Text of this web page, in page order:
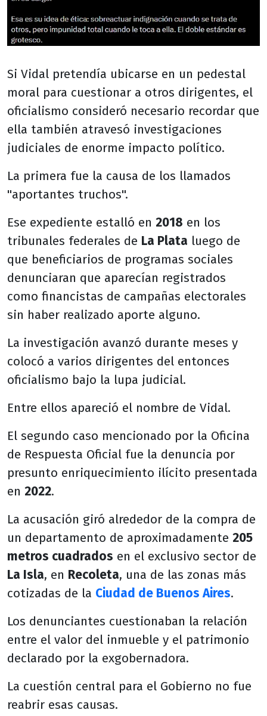
Si Vidal pretendía ubicarse en un pedestal
moral para cuestionar a otros dirigentes, el
oficialismo consideró necesario recordar que
ella también atravesó investigaciones
judiciales de enorme impacto político.
La primera fue la causa de los llamados
"aportantes truchos".
Ese expediente estalló en 2018 en los
tribunales federales de La Plata luego de
que beneficiarios de programas sociales
denunciaran que aparecían registrados
como financistas de campañas electorales
sin haber realizado aporte alguno.
La investigación avanzó durante meses y
colocó a varios dirigentes del entonces
oficialismo bajo la lupa judicial.
Entre ellos apareció el nombre de Vidal.
El segundo caso mencionado por la Oficina
de Respuesta Oficial fue la denuncia por
presunto enriquecimiento ilícito presentada
en 2022.
La acusación giró alrededor de la compra de
un departamento de aproximadamente 205
metros cuadrados en el exclusivo sector de
La Isla, en Recoleta, una de las zonas más
cotizadas de la Ciudad de Buenos Aires.
Los denunciantes cuestionaban la relación
entre el valor del inmueble y el patrimonio
declarado por la exgobernadora.
La cuestión central para el Gobierno no fue
reabrir esas causas.